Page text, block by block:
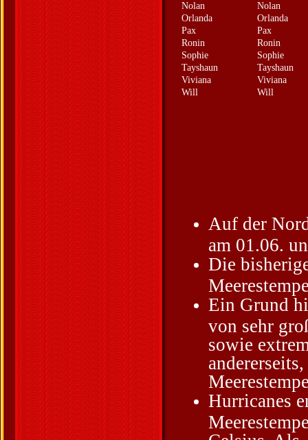
Nolan
Nolan
Orlanda
Orlanda
Pax
Pax
Ronin
Ronin
Sophie
Sophie
Tayshaun
Tayshaun
Viviana
Viviana
Will
Will
Auf der
am 01.06.
Die
Ein Grund
von sehr
sowie
Hurricanes